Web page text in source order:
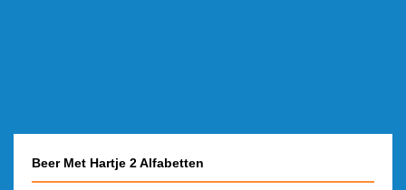
Beer Met Hartje 2 Alfabetten